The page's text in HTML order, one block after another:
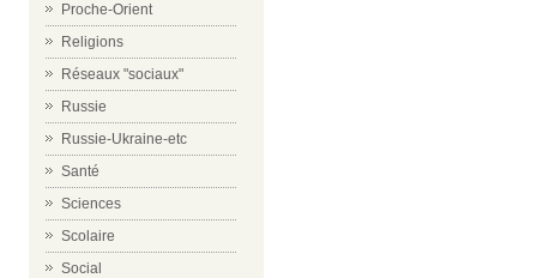
Proche-Orient
Religions
Réseaux "sociaux"
Russie
Russie-Ukraine-etc
Santé
Sciences
Scolaire
Social